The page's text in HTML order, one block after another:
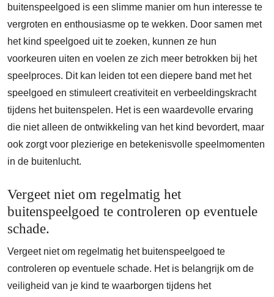
buitenspeelgoed is een slimme manier om hun interesse te
vergroten en enthousiasme op te wekken. Door samen met
het kind speelgoed uit te zoeken, kunnen ze hun
voorkeuren uiten en voelen ze zich meer betrokken bij het
speelproces. Dit kan leiden tot een diepere band met het
speelgoed en stimuleert creativiteit en verbeeldingskracht
tijdens het buitenspelen. Het is een waardevolle ervaring
die niet alleen de ontwikkeling van het kind bevordert, maar
ook zorgt voor plezierige en betekenisvolle speelmomenten
in de buitenlucht.
Vergeet niet om regelmatig het
buitenspeelgoed te controleren op eventuele
schade.
Vergeet niet om regelmatig het buitenspeelgoed te
controleren op eventuele schade. Het is belangrijk om de
veiligheid van je kind te waarborgen tijdens het